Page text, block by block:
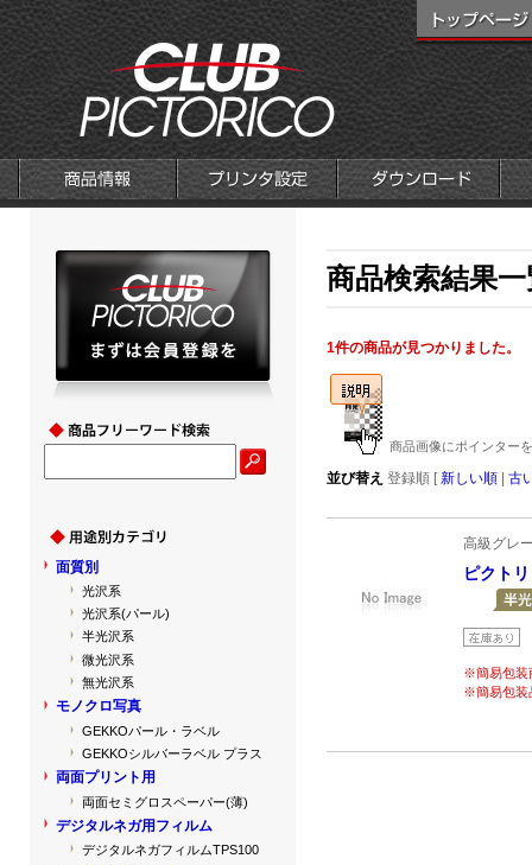
商品検索結果
1件の商品が見つかりました。
商品画像にポインター
並び替え 登録順 [新しい順 古
高級グレ
ピクト
※簡易包装
※簡易包装
面質別
光沢系
光沢系(パール)
半光沢系
微光沢系
無光沢系
モノクロ写真
GEKKOパール・ラベル
GEKKOシルバーラベル プラス
両面プリント用
両面セミグロスペーパー(薄)
デジタルネガ用フィルム
デジタルネガフィルムTPS100